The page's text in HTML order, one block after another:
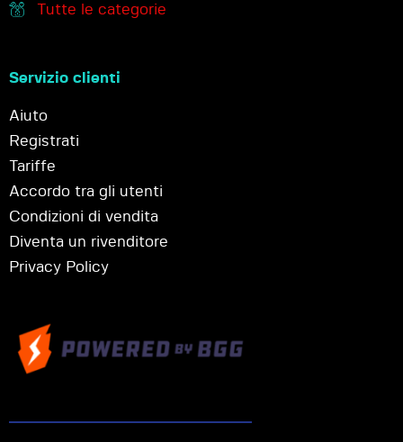
Tutte le categorie
Servizio clienti
Aiuto
Registrati
Tariffe
Accordo tra gli utenti
Condizioni di vendita
Diventa un rivenditore
Privacy Policy